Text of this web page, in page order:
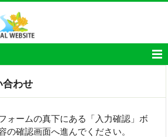
合わせ
ォームの真下にある「入力確認」ボ
の確認画面へ進んでください。